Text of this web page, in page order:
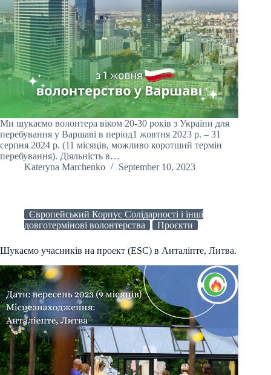
Ми шукаємо волонтера віком 20-30 років з України для
перебування у Варшаві в період1 жовтня 2023 р. – 31
серпня 2024 р. (11 місяців, можливо коротший термін
перебування). Діяльність в…
Kateryna Marchenko
September 10, 2023
Європейський Корпус Солідарності і інші
довготермінові волонтерства
Проєкти
Шукаємо учасників на проект (ESC) в Анталіпте, Литва.